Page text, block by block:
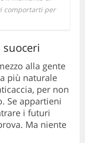
comportarti per
alla gente
più naturale
per non
Se appartieni
i futuri
Ma niente